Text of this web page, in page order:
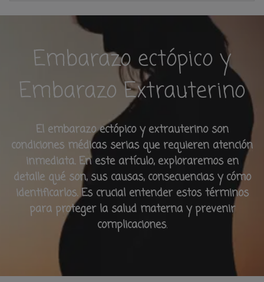
Embarazo ectópico y
Embarazo Extrauterino
El embarazo ectópico y extrauterino son
condiciones médicas serias que requieren atención
inmediata. En este artículo, exploraremos en
detalle qué son, sus causas, consecuencias y cómo
identificarlos. Es crucial entender estos términos
para proteger la salud materna y prevenir
complicaciones.